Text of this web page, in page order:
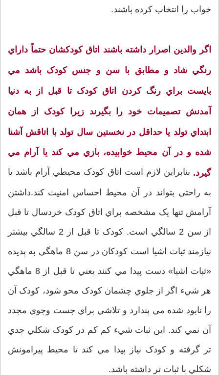
خواب را انتخاب کرده باشند.
اگر والدين اصرار داشته باشند اتاق کودکشان حتماً داراي
رنگي شاد و مطابق با سن و جنس کودک باشد مي
بايست براي رنگ کردن اتاق کودک تا قبل از به دنيا
آمدنش تصميمات خود را بگيرند زيرا کودک از همان
ابتداي تولد يا حداقل در نخستين سال تولد با اتاقش آشنا
شده و در آن محيط خوابيده، بازي مي کند يا آرام مي
گيرد. بنابراين لازم است اتاق کودک محيطي آرام باشد تا
به راحتي بتواند در آن محيط احساس امنيت کند.داشتن
آرامش تنها يک مشخصه براي اتاق کودک خردسال تا قبل
از سن 2 سالگي است. کودک تا قبل از 2 سالگي بيشتر
نيازمند ثبات اشيا است کودکان در سن 8 ماهگي به پديده
«ثبات اشيا» دست پيدا مي کنند يعني تا قبل از 8 ماهگي
هر شيء اگر از جلوي چشمان کودک محو شود، کودک آن
را نابود شده مي پندارد و تلاشي براي جست وجوي مجدد
آن نمي کند. اين ثبات شيء کم کم در کودک شکلي جدي
تر گرفته و کودک نياز پيدا مي کند تا محيط پيرامونش
شکلي با ثبات تر داشته باشد.